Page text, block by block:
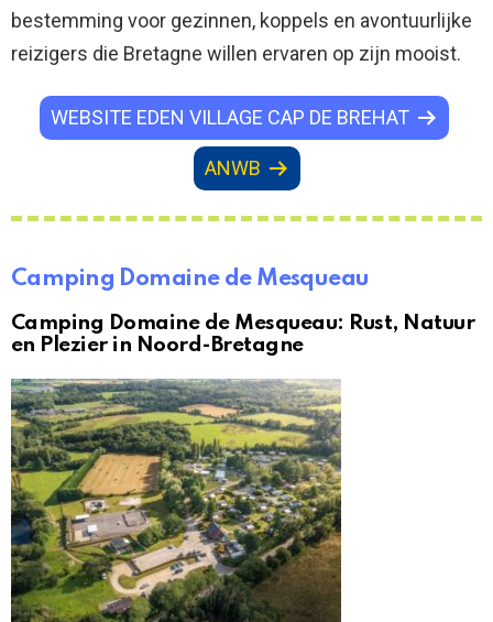
bestemming voor gezinnen, koppels en avontuurlijke
reizigers die Bretagne willen ervaren op zijn mooist.
WEBSITE EDEN VILLAGE CAP DE BREHAT
ANWB
Camping Domaine de Mesqueau
Camping Domaine de Mesqueau: Rust, Natuur
en Plezier in Noord-Bretagne